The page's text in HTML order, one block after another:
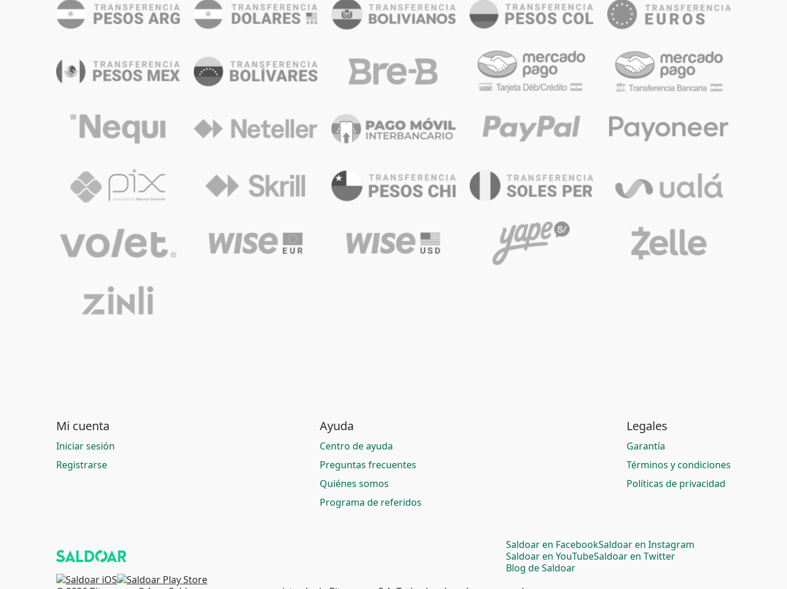
Mi cuenta
Iniciar sesión
Registrarse
Ayuda
Centro de ayuda
Preguntas frecuentes
Quiénes somos
Programa de referidos
Legales
Garantía
Términos y condiciones
Políticas de privacidad
Saldoar en FacebookSaldoar en Instagram
Saldoar en YouTubeSaldoar en Twitter
Blog de Saldoar